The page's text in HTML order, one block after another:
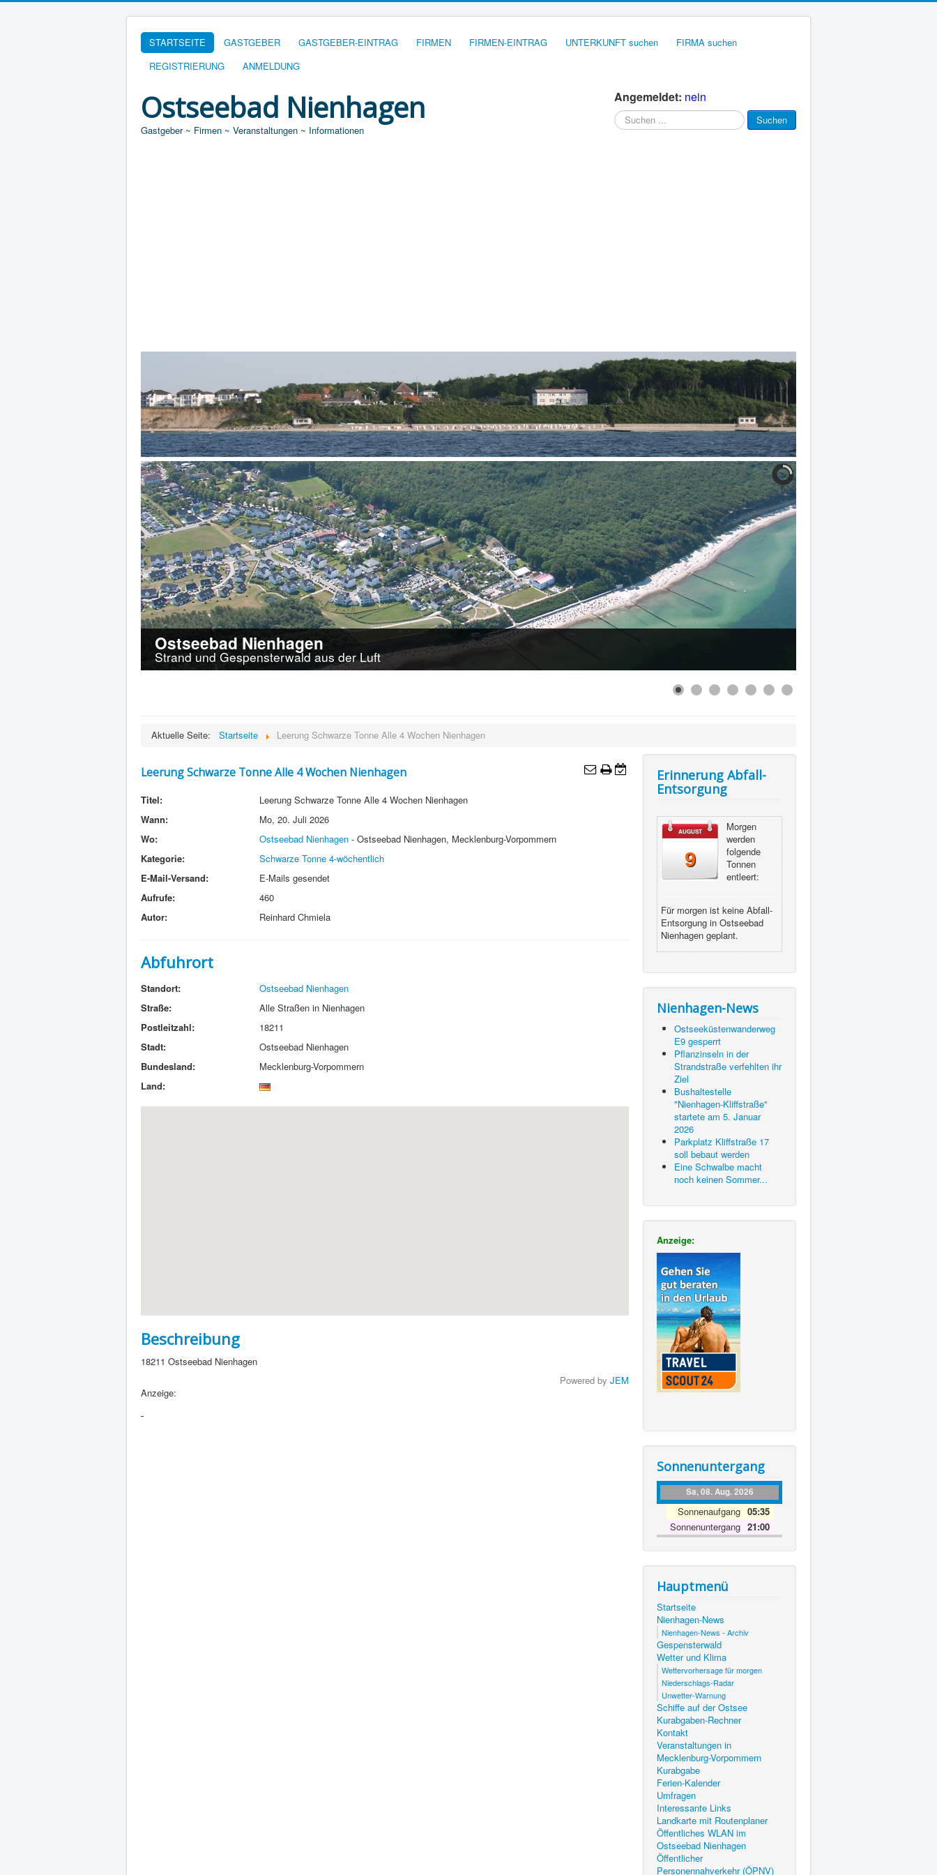
STARTSEITE GASTGEBER GASTGEBER-EINTRAG FIRMEN FIRMEN-EINTRAG UNTERKUNFT suchen
FIRMA suchen
REGISTRIERUNG
ANMELDUNG
Ostseebad Nienhagen
Gastgeber ~ Firmen ~ Veranstaltungen ~ Informationen
Angemeldet: nein
Suchen
...
Suchen
Ostseebad Nienhagen
Strand und Gespensterwald aus der Luft
Aktuelle Seite: Startseite Leerung Schwarze Tonne Alle 4 Wochen Nienhagen
Leerung Schwarze Tonne Alle 4 Wochen Nienhagen
Titel:
Leerung Schwarze Tonne Alle 4 Wochen Nienhagen
Wann:
Mo, 20. Juli 2026
Wo:
Ostseebad Nienhagen - Ostseebad Nienhagen, Mecklenburg-Vorpommern
Kategorie:
Schwarze Tonne 4-wöchentlich
E-Mail-Versand:
E-Mails gesendet
Aufrufe:
460
Autor:
Reinhard Chmiela
Abfuhrort
Standort:
Ostseebad Nienhagen
Straße:
Alle Straßen in Nienhagen
Postleitzahl:
18211
Stadt:
Ostseebad Nienhagen
Bundesland:
Mecklenburg-Vorpommern
Land:
Beschreibung
18211 Ostseebad Nienhagen
Powered by JEM
Anzeige:
Erinnerung Abfall-
Entsorgung
AUGUST
9
Morgen
werden
folgende
Tonnen
entleert:
Für morgen ist keine Abfall-
Entsorgung in Ostseebad
Nienhagen geplant.
Nienhagen-News
Ostseeküstenwanderweg
E9 gesperrt
Pflanzinseln in der
Strandstraße verfehlten ihr
Ziel
Bushaltestelle
"Nienhagen-Kliffstraße"
startete am 5. Januar
2026
Parkplatz Kliffstraße 17
soll bebaut werden
Eine Schwalbe macht
noch keinen Sommer...
Anzeige:
Sonnenuntergang
Sa, 08. Aug. 2026
Sonnenaufgang 05:35
Sonnenuntergang 21:00
Hauptmenü
Startseite
Nienhagen-News
Nienhagen-News - Archiv
Gespensterwald
Wetter und Klima
Wettervorhersage für morgen
Niederschlags-Radar
Unwetter-Warnung
Schiffe auf der Ostsee
Kurabgaben-Rechner
Kontakt
Veranstaltungen in
Mecklenburg-Vorpommern
Kurabgabe
Ferien-Kalender
Umfragen
Interessante Links
Landkarte mit Routenplaner
Öffentliches WLAN im
Ostseebad Nienhagen
Öffentlicher
Personennahverkehr (ÖPNV)